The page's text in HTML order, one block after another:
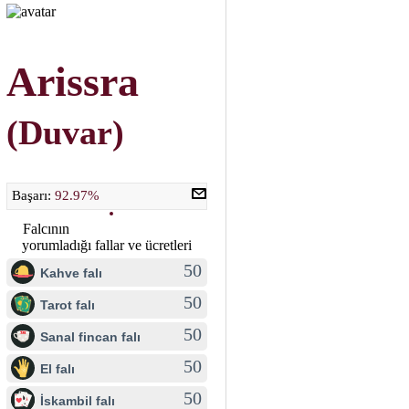
Arissra
(Duvar)
Başarı: 92.97%
Falcının
yorumladığı fallar ve ücretleri
Kahve falı 50
Tarot falı 50
Sanal fincan falı 50
El falı 50
İskambil falı 50